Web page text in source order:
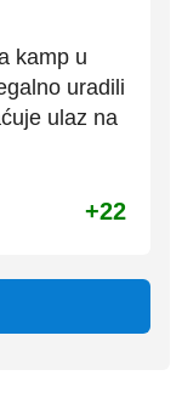
kamp u
uradili
ulaz na
+22